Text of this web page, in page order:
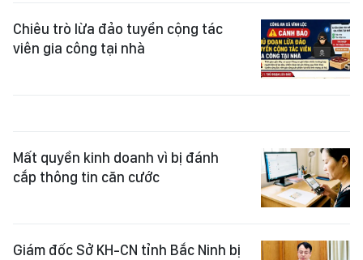
Chiêu trò lừa đảo tuyển cộng tác
viên gia công tại nhà
Mất quyền kinh doanh vì bị đánh
cắp thông tin căn cước
Giám đốc Sở KH-CN tỉnh Bắc Ninh bị